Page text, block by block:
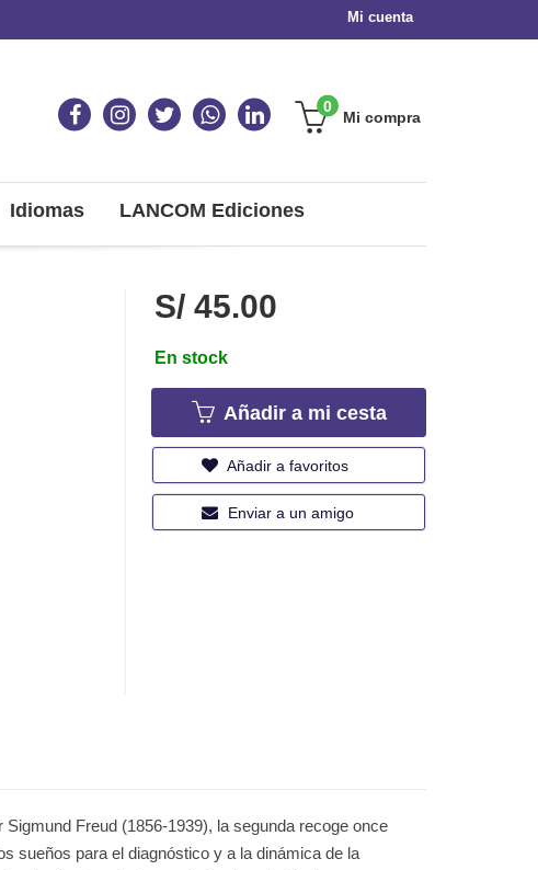
Mi cuenta
Mi compra
0
Idiomas LANCOM Ediciones
S/ 45.00
En stock
Añadir a mi cesta
Añadir a favoritos
Enviar a un amigo
Freud (1856-1939), la segunda recoge once
sueños para el diagnóstico y a la dinámica de la